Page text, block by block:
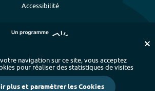
Accessibilité
du site - Index alphabétique
-
personnelles
- Paramétrer les cookies
navigation sur ce site, vous acceptez
pour réaliser des statistiques de visites
plus et paramétrer les Cookies